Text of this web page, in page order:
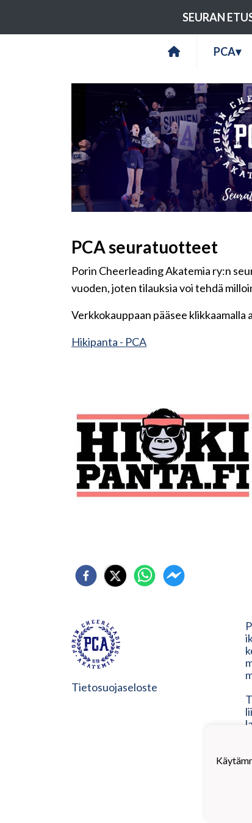
SEURAN
PCA▾
PCA seuratuotteet
Porin Cheerleading Akatemia ry:n
vuoden, joten tilauksia voi tehdä
Verkkokauppaan pääsee
Hikipanta - PCA
Tietosuojaseloste